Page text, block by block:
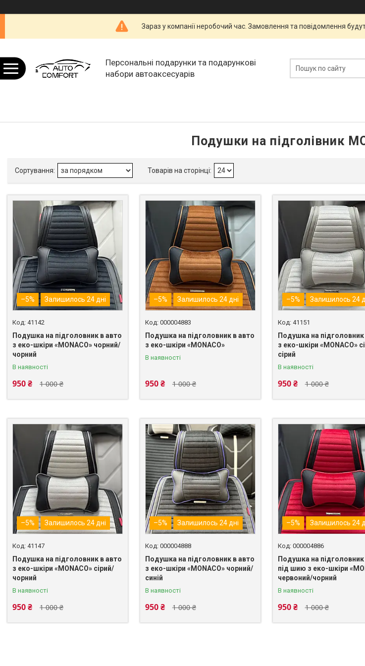
Зараз у компанії неробочий час. Замовлення та повідомлення
Персональні подарунки та подарункові
набори автоаксесуарів
Подушки на підголівник
–5% Залишилось 24 дні
41142
Подушка на підголовник в авто
з еко-шкіри «MONACO» чорний/
чорний
В наявності
1 000 ₴
950 ₴
–5% Залишилось 24 дні
000004883
Подушка на підголовник в авто
з еко-шкіри «MONACO»
В наявності
1 000 ₴
950 ₴
–5% Залишилось 24
41151
Подушка на підголовник
з еко-шкіри «MONACO»
сірий
В наявності
1 000 ₴
950 ₴
–5% Залишилось 24 дні
41147
Подушка на підголовник в авто
з еко-шкіри «MONACO» сірий/
чорний
В наявності
1 000 ₴
950 ₴
–5% Залишилось 24 дні
000004888
Подушка на підголовник в авто
з еко-шкіри «MONACO» чорний/
синій
В наявності
1 000 ₴
950 ₴
–5% Залишилось 24
000004886
Подушка на підголовник
під шию з еко-шкіри
червоний/чорний
В наявності
1 000 ₴
950 ₴